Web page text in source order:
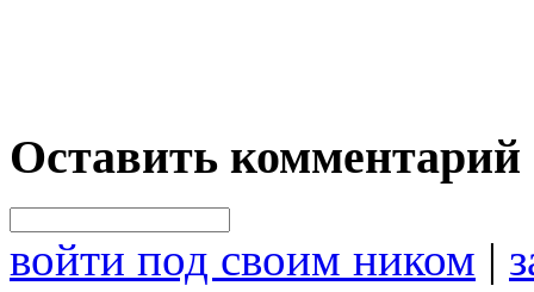
Оставить комментарий
войти под своим ником |